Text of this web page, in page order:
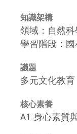
知識架構
領域：自然科
學習階段：
議題
多元文化教育
核心素養
A1 身心素質